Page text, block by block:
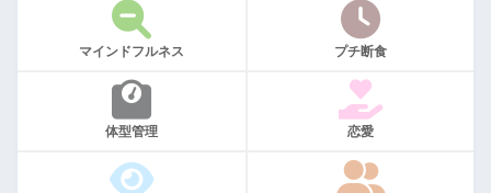
マインドフルネス プチ断食
体型管理 恋愛